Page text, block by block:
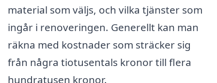
material som väljs, och vilka tjänster som
ingår i renoveringen. Generellt kan man
räkna med kostnader som sträcker sig
från några tiotusentals kronor till flera
hundratusen kronor.